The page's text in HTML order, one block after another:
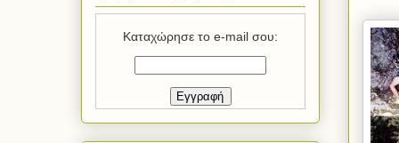
Καταχώρησε το e-mail σου: